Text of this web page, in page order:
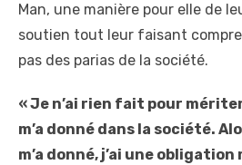
Man, une manière pour elle de
soutien tout leur faisant
pas des parias de la société.
« Je n’ai rien fait pour
m’a donné dans la société.
m’a donné, j’ai une obligation